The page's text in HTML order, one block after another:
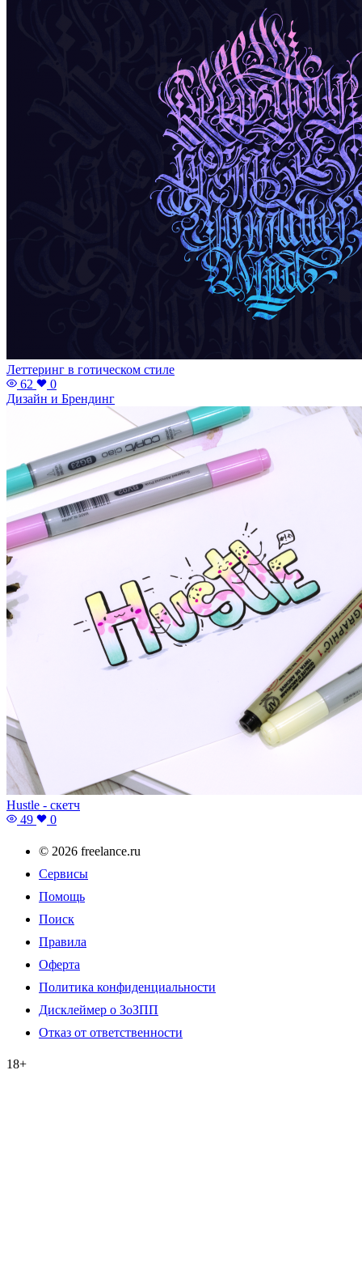
Леттеринг в готическом стиле
62
0
Дизайн и Брендинг
Hustle - скетч
49
0
© 2026 freelance.ru
Сервисы
Помощь
Поиск
Правила
Оферта
Политика конфиденциальности
Дисклеймер о ЗоЗПП
Отказ от ответственности
18+